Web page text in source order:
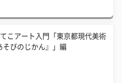
こアート入門「東京都現代美術
そびのじかん』」編